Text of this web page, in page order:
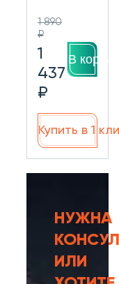
1 890
₽
1
437
₽
В
Купить в 1
НУЖНА
ИЛИ